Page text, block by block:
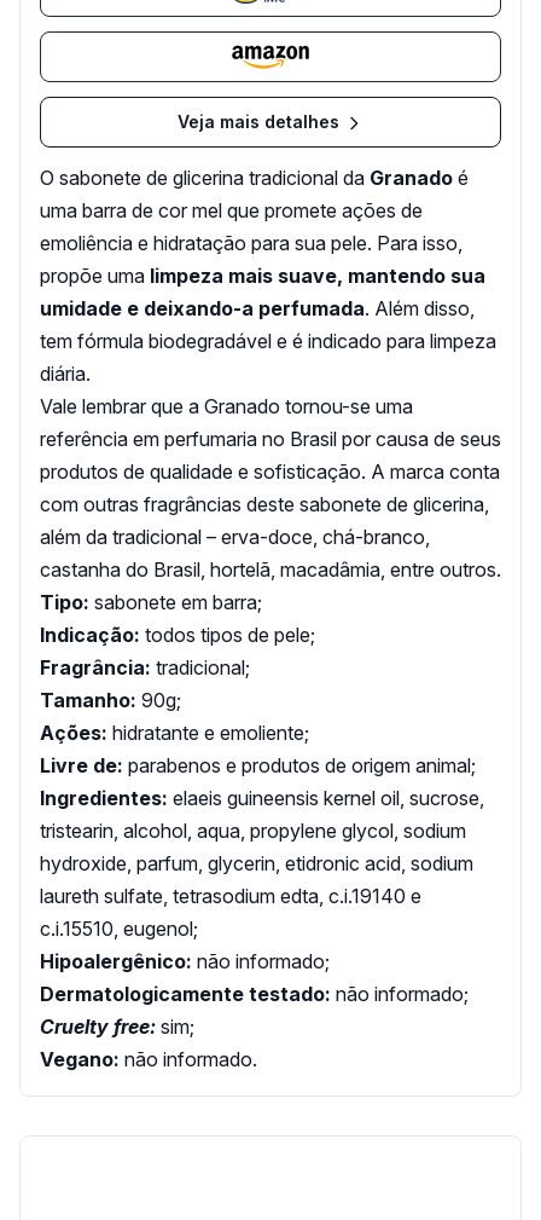
Veja mais detalhes
O sabonete de glicerina tradicional da Granado é
uma barra de cor mel que promete ações de
emoliência e hidratação para sua pele. Para isso,
propõe uma limpeza mais suave, mantendo sua
umidade e deixando-a perfumada. Além disso,
tem fórmula biodegradável e é indicado para limpeza
diária.
Vale lembrar que a Granado tornou-se uma
referência em perfumaria no Brasil por causa de seus
produtos de qualidade e sofisticação. A marca conta
com outras fragrâncias deste sabonete de glicerina,
além da tradicional – erva-doce, chá-branco,
castanha do Brasil, hortelã, macadâmia, entre outros.
Tipo: sabonete em barra;
Indicação: todos tipos de pele;
Fragrância: tradicional;
Tamanho: 90g;
Ações: hidratante e emoliente;
Livre de: parabenos e produtos de origem animal;
Ingredientes: elaeis guineensis kernel oil, sucrose,
tristearin, alcohol, aqua, propylene glycol, sodium
hydroxide, parfum, glycerin, etidronic acid, sodium
laureth sulfate, tetrasodium edta, c.i.19140 e
c.i.15510, eugenol;
Hipoalergênico: não informado;
Dermatologicamente testado: não informado;
Cruelty free: sim;
Vegano: não informado.